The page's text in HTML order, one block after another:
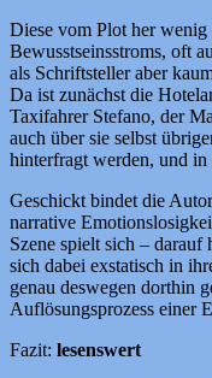
Diese vom Plot her
Bewusstseinsstroms, oft
als Schriftsteller aber
Da ist zunächst die
Taxifahrer Stefano, der
auch über sie selbst
hinterfragt werden, und
Geschickt bindet die
narrative
Szene spielt sich –
sich dabei exstatisch in
genau deswegen dorthin
Auflösungsprozess einer
Fazit: lesenswert